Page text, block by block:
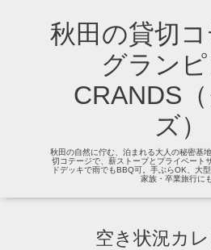
秋田の貸切コ
グラン
CRANDS
ズ）
秋田の自然に佇む、泊まれる大人の秘密基
切コテージで、薪ストーブとプライベート
ドデッキで雨でもBBQ可。手ぶらOK、大
家族・卒業旅行にも
空き状況カ